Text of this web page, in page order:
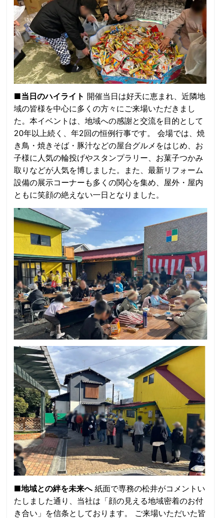
■当日のハイライト 開催当日は好天に恵まれ、近隣地
域の皆様を中心に多くの方々にご来場いただきまし
た。本イベントは、地域への感謝と交流を目的として
20年以上続く、年2回の恒例行事です。 会場では、焼
き鳥・焼きそば・豚汁などの屋台グルメをはじめ、お
子様に人気の輪投げやスタンプラリー、お菓子つかみ
取りなどが人気を博しました。また、最新リフォーム
設備の展示コーナーも多くの関心を集め、屋外・屋内
ともに笑顔の絶えない一日となりました。
■地域との絆を未来へ紙面で専務の松井がコメントい
たしました通り、当社は「顔の見える地域密着のお付
き合い」を信条としております。 ご来場いただいた皆